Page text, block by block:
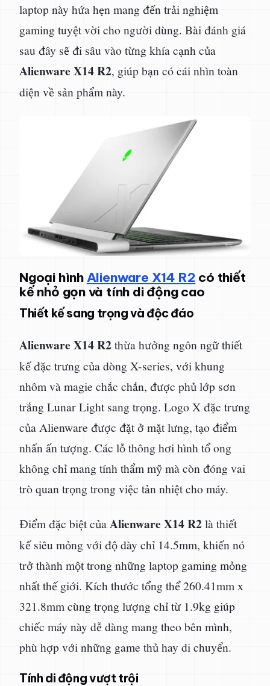
laptop này hứa hẹn mang đến trải nghiệm
gaming tuyệt vời cho người dùng. Bài đánh giá
sau đây sẽ đi sâu vào từng khía cạnh của
Alienware X14 R2, giúp bạn có cái nhìn toàn
diện về sản phẩm này.
Ngoại hìnhAlienware X14 R2 có thiết
kế nhỏ gọn và tính di động cao
Thiết kế sang trọng và độc đáo
Alienware X14 R2thừa hưởng ngôn ngữ thiết
kế đặc trưng của dòng X-series, với khung
nhôm và magie chắc chắn, được phủ lớp sơn
trắng Lunar Light sang trọng. Logo X đặc trưng
của Alienware được đặt ở mặt lưng, tạo điểm
nhấn ấn tượng. Các lỗ thông hơi hình tổ ong
không chỉ mang tính thẩm mỹ mà còn đóng vai
trò quan trọng trong việc tản nhiệt cho máy.
Điểm đặc biệt củaAlienware X14 R2là thiết
kế siêu mỏng với độ dày chỉ 14.5mm, khiến nó
trở thành một trong những laptop gaming mỏng
nhất thế giới. Kích thước tổng thể 260.41mm x
321.8mm cùng trọng lượng chỉ từ 1.9kg giúp
chiếc máy này dễ dàng mang theo bên mình,
phù hợp với những game thủ hay di chuyển.
Tính di động vượt trội